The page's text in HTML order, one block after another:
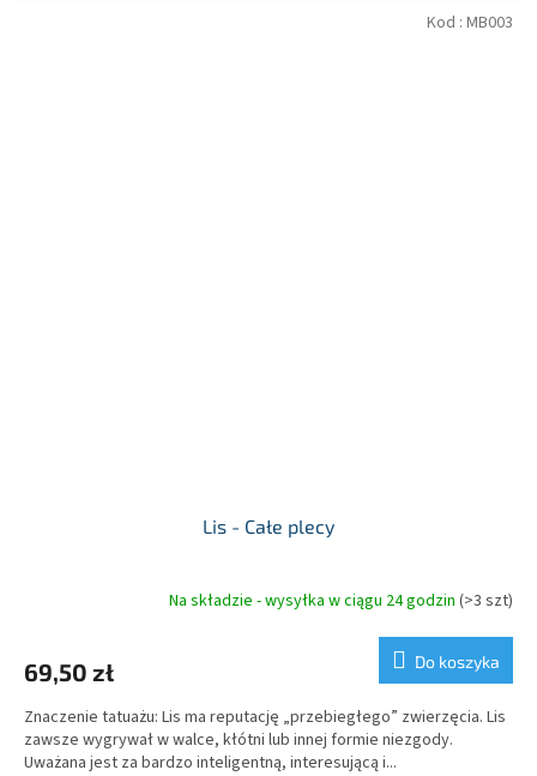
Lis - Całe plecy
Na składzie - wysyłka w ciągu 24 godzin (>3 szt)
69,50 zł Do koszyka
Znaczenie tatuażu: Lis ma reputację „przebiegłego” zwierzęcia. Lis
zawsze wygrywał w walce, kłótni lub innej formie niezgody.
Uważana jest za bardzo inteligentną, interesującą i...
Kod : MB003